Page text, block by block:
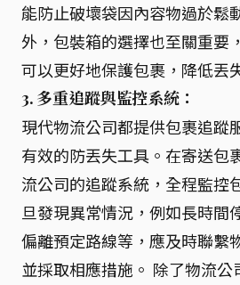
能防止破壞袋因內容物過於鬆
外，包裝箱的選擇也至關重要
可以更好地保護包裹，降低丟
3. 多重追蹤與監控系統：
現代物流公司都提供包裹追蹤
有效的防丟失工具。在寄送包
流公司的追蹤系統，全程監控
旦發現異常情況，例如長時間
偏離預定路線等，應及時聯繫
並採取相應措施。 除了物流